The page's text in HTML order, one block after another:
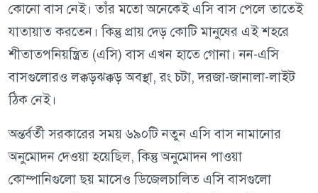
কোনো বাস নেই। তাঁর মতো অনেকেই এসি বাস পেলে তাতেই
যাতায়াত করতেন। কিন্তু প্রায় দেড় কোটি মানুষের এই শহরে
শীতাতপনিয়ন্ত্রিত (এসি) বাস এখন হাতে গোনা। নন-এসি
বাসগুলোরও লক্কড়ঝক্কড় অবস্থা, রং চটা, দরজা-জানালা-লাইট
ঠিক নেই।
অন্তর্বর্তী সরকারের সময় ৬৯০টি নতুন এসি বাস নামানোর
অনুমোদন দেওয়া হয়েছিল, কিন্তু অনুমোদন পাওয়া
কোম্পানিগুলো ছয় মাসেও ডিজেলচালিত এসি বাসগুলো